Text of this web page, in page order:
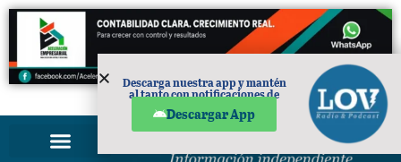
PUBLICIDAD
Descarga nuestra app y mantén
al tanto con notificaciones de
Descargar App